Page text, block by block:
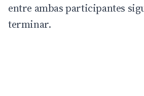
entre ambas participantes
terminar.